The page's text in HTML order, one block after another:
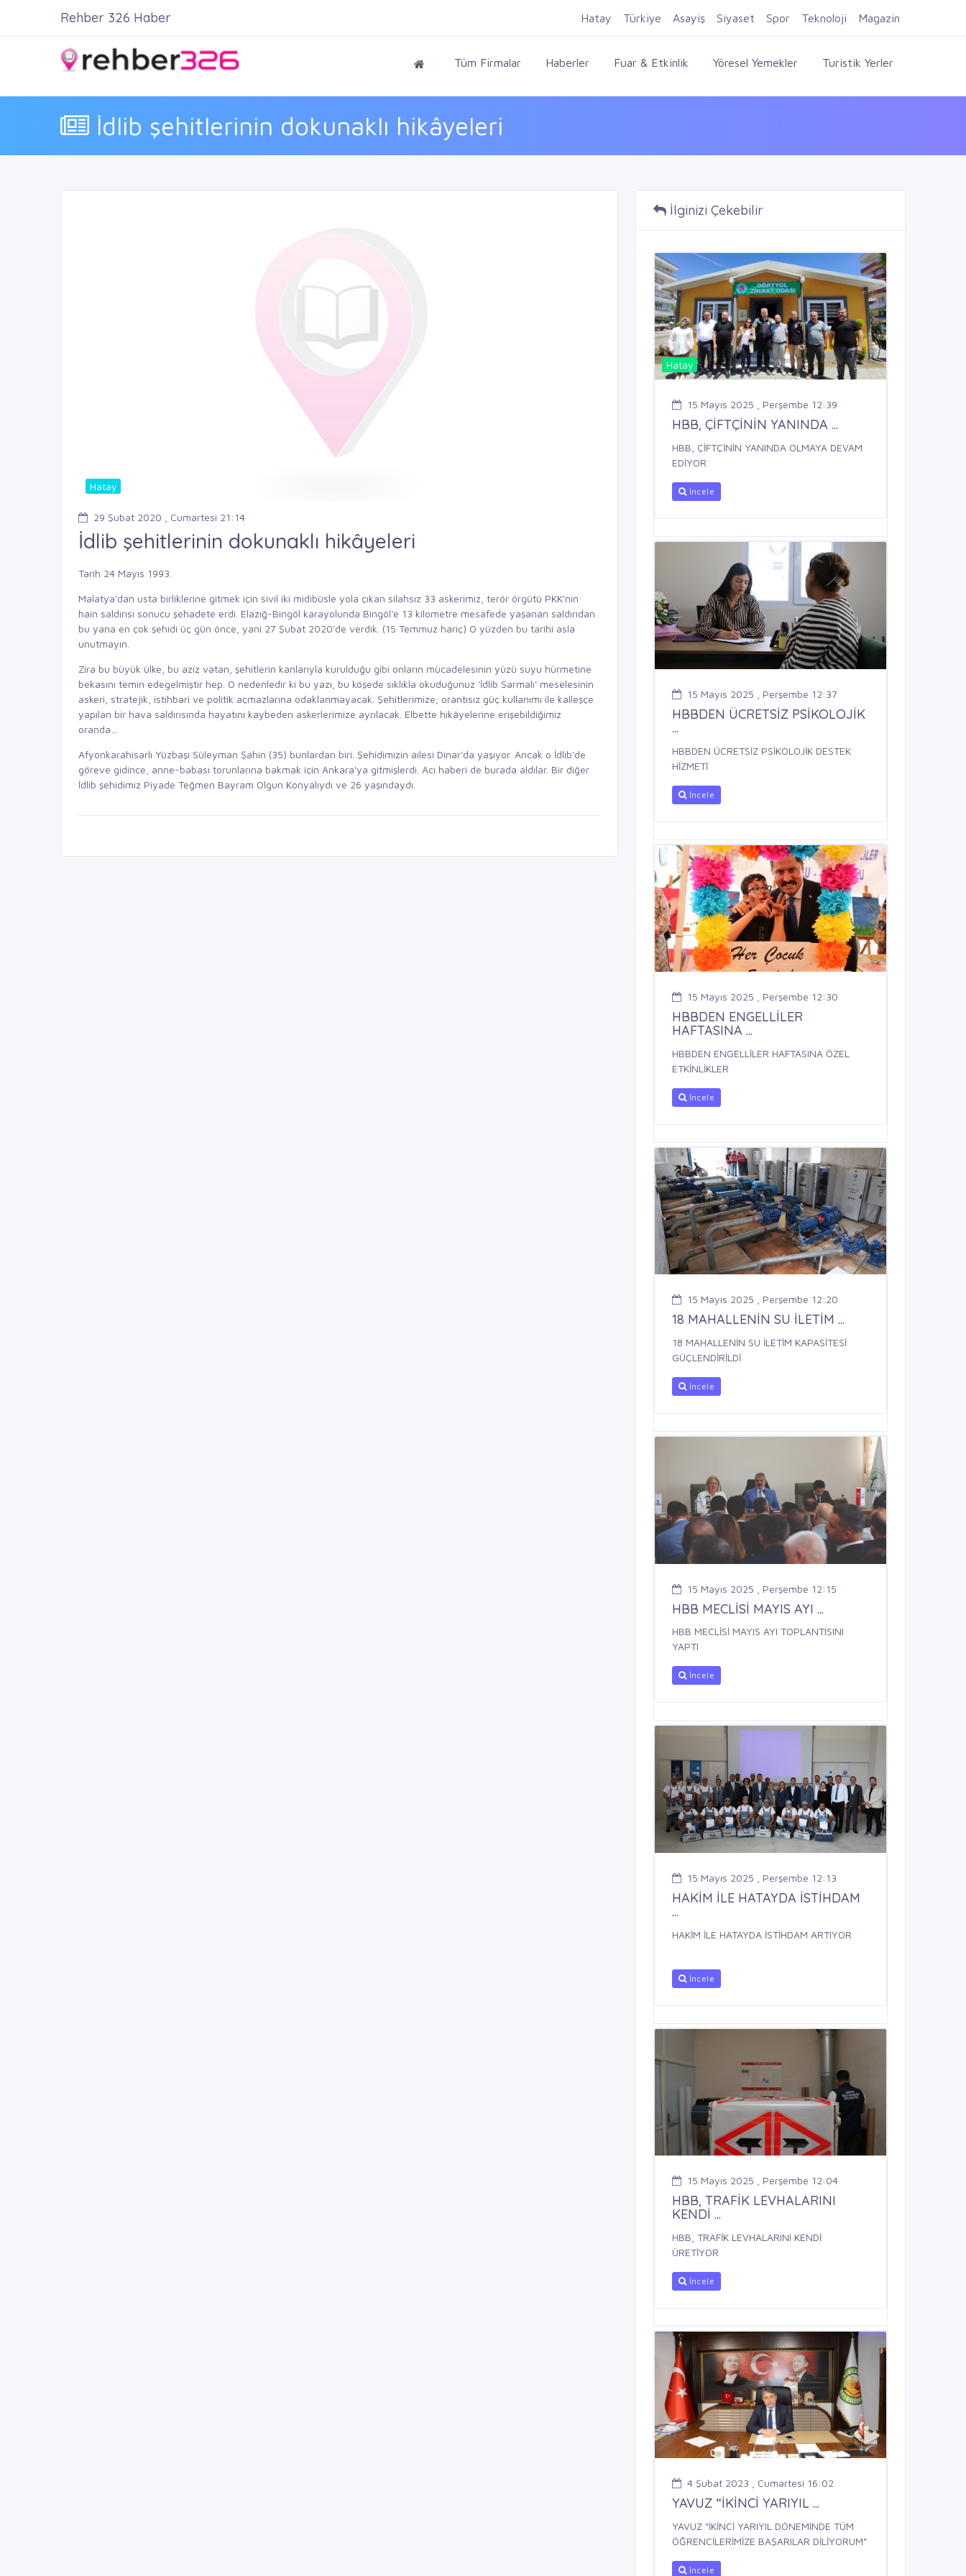
Firma Ekle Kayıt Ol Giriş Yap
Tüm Firmalar Haberler Fuar & Etkinlik Yöresel Yemekler Turistik Yerler
İdlib şehitlerinin dokunaklı hikâyeleri
Rehber 326 Haber Hatay Türkiye Asayiş Siyaset Spor Teknoloji Magazin
Hatay
29 Şubat 2020 , Cumartesi 21:14
İdlib şehitlerinin dokunaklı hikâyeleri
Tarih 24 Mayıs 1993.
Malatya'dan usta birliklerine gitmek için sivil iki midibüsle yola çıkan silahsız 33 askerimiz, terör örgütü PKK'nın
hain saldırısı sonucu şehadete erdi. Elazığ-Bingöl karayolunda Bingöl'e 13 kilometre mesafede yaşanan saldırıdan
bu yana en çok şehidi üç gün önce, yani 27 Şubat 2020'de verdik. (15 Temmuz hariç) O yüzden bu tarihi asla
unutmayın.
Zira bu büyük ülke, bu aziz vatan, şehitlerin kanlarıyla kurulduğu gibi onların mücadelesinin yüzü suyu hürmetine
bekasını temin edegelmiştir hep. O nedenledir ki bu yazı, bu köşede sıklıkla okuduğunuz 'İdlib Sarmalı' meselesinin
askeri, stratejik, istihbari ve politik açmazlarına odaklanmayacak. Şehitlerimize; orantısız güç kullanımı ile kalleşçe
yapılan bir hava saldırısında hayatını kaybeden askerlerimize ayrılacak. Elbette hikâyelerine erişebildiğimiz
oranda…
Afyonkarahisarlı Yüzbaşı Süleyman Şahin (35) bunlardan biri. Şehidimizin ailesi Dinar'da yaşıyor. Ancak o İdlib'de
göreve gidince, anne-babası torunlarına bakmak için Ankara'ya gitmişlerdi. Acı haberi de burada aldılar. Bir diğer
İdlib şehidimiz Piyade Teğmen Bayram Olgun Konyalıydı ve 26 yaşındaydı.
İlginizi Çekebilir
Hatay
15 Mayıs 2025 , Perşembe 12:39
HBB, ÇİFTÇİNİN YANINDA ...
HBB, ÇİFTÇİNİN YANINDA OLMAYA DEVAM
EDİYOR
İncele
15 Mayıs 2025 , Perşembe 12:37
HBBDEN ÜCRETSİZ PSİKOLOJİK
...
HBBDEN ÜCRETSİZ PSİKOLOJİK DESTEK
HİZMETİ
İncele
15 Mayıs 2025 , Perşembe 12:30
HBBDEN ENGELLİLER
HAFTASINA ...
HBBDEN ENGELLİLER HAFTASINA ÖZEL
ETKİNLİKLER
İncele
15 Mayıs 2025 , Perşembe 12:20
18 MAHALLENİN SU İLETİM ...
18 MAHALLENİN SU İLETİM KAPASİTESİ
GÜÇLENDİRİLDİ
İncele
15 Mayıs 2025 , Perşembe 12:15
HBB MECLİSİ MAYIS AYI ...
HBB MECLİSİ MAYIS AYI TOPLANTISINI
YAPTI
İncele
15 Mayıs 2025 , Perşembe 12:13
HAKİM İLE HATAYDA İSTİHDAM
...
HAKİM İLE HATAYDA İSTİHDAM ARTIYOR
İncele
15 Mayıs 2025 , Perşembe 12:04
HBB, TRAFİK LEVHALARINI
KENDİ ...
HBB, TRAFİK LEVHALARINI KENDİ
ÜRETİYOR
İncele
4 Şubat 2023 , Cumartesi 16:02
YAVUZ “İKİNCİ YARIYIL ...
YAVUZ “İKİNCİ YARIYIL DÖNEMİNDE TÜM
ÖĞRENCİLERİMİZE BAŞARILAR DİLİYORUM”
İncele